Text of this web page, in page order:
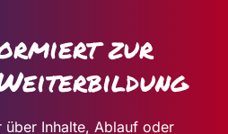
zur
über Inhalte, Ablauf oder